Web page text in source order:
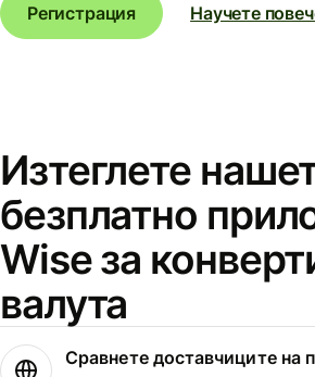
Регистрация
Научете
Изтеглете
безплатно
Wise за
валута
Сравнете доставчиците на